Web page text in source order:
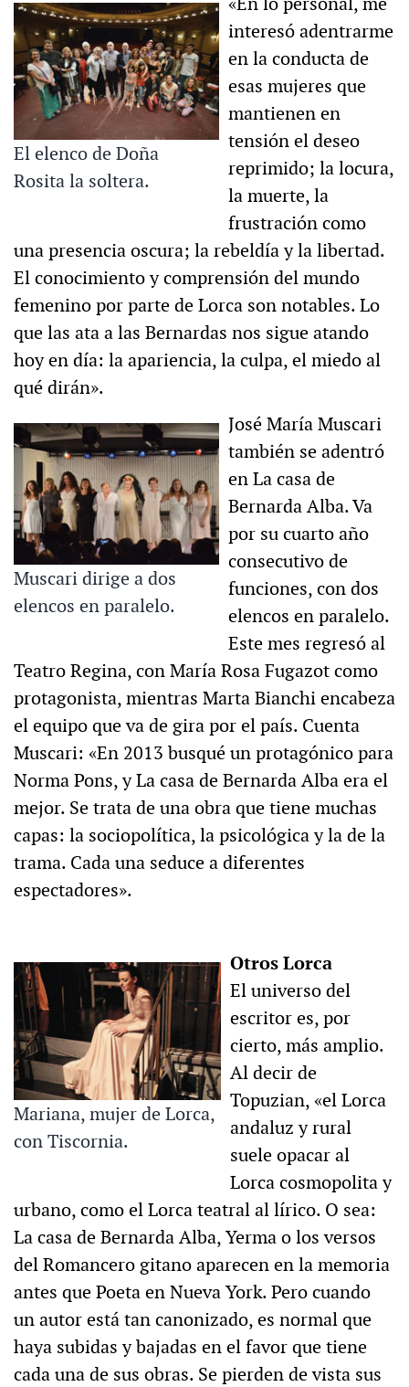
El elenco de Doña
Rosita la soltera.
interesó adentrarme
en la conducta de
esas mujeres que
mantienen en
tensión el deseo
reprimido; la locura,
la muerte, la
frustración como
una presencia oscura; la rebeldía y la libertad.
El conocimiento y comprensión del mundo
femenino por parte de Lorca son notables. Lo
que las ata a las Bernardas nos sigue atando
hoy en día: la apariencia, la culpa, el miedo al
qué dirán».
Muscari dirige a dos
elencos en paralelo.
José María Muscari
también se adentró
en La casa de
Bernarda Alba. Va
por su cuarto año
consecutivo de
funciones, con dos
elencos en paralelo.
Este mes regresó al
Teatro Regina, con María Rosa Fugazot como
protagonista, mientras Marta Bianchi encabeza
el equipo que va de gira por el país. Cuenta
Muscari: «En 2013 busqué un protagónico para
Norma Pons, y La casa de Bernarda Alba era el
mejor. Se trata de una obra que tiene muchas
capas: la sociopolítica, la psicológica y la de la
trama. Cada una seduce a diferentes
espectadores».
Mariana, mujer de Lorca,
con Tiscornia.
Otros Lorca
El universo del
escritor es, por
cierto, más amplio.
Al decir de
Topuzian, «el Lorca
andaluz y rural
suele opacar al
Lorca cosmopolita y
urbano, como el Lorca teatral al lírico. O sea:
La casa de Bernarda Alba, Yerma o los versos
del Romancero gitano aparecen en la memoria
antes que Poeta en Nueva York. Pero cuando
un autor está tan canonizado, es normal que
haya subidas y bajadas en el favor que tiene
cada una de sus obras. Se pierden de vista sus